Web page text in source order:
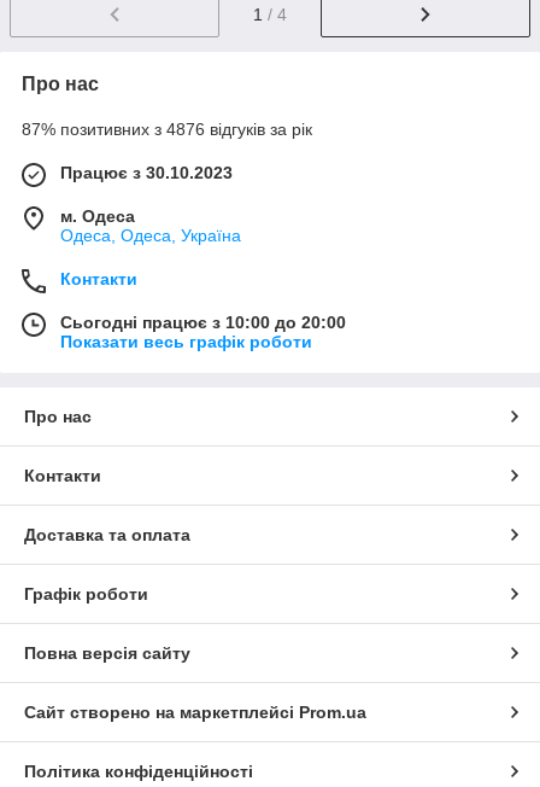
1 / 4
Про нас
87% позитивних з 4876 відгуків за рік
Працює з 30.10.2023
м. Одеса
Одеса, Одеса, Україна
Контакти
Сьогодні працює з 10:00 до 20:00
Показати весь графік роботи
Про нас
Контакти
Доставка та оплата
Графік роботи
Повна версія сайту
Сайт створено на маркетплейсі Prom.ua
Політика конфіденційності